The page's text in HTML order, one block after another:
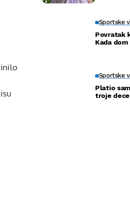
Sportske
Povratak
Kada
Sportske
Platio
troje